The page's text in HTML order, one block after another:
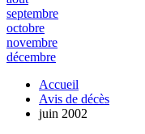
septembre
octobre
novembre
décembre
Accueil
Avis de décès
juin 2002